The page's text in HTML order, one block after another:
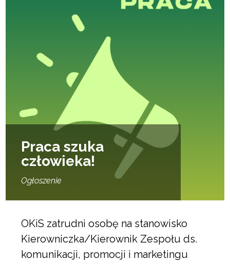
Praca szuka
człowieka!
Ogłoszenie
OKiS zatrudni osobę na stanowisko
Kierowniczka/Kierownik Zespołu ds.
komunikacji, promocji i marketingu